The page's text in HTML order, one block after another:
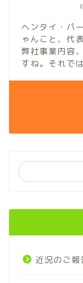
ヘンタイ・パ
ゃんこと、代
弊社事業内容
すね。それで
近況のご報